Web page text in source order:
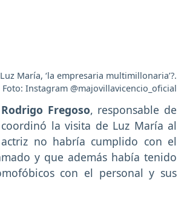
María, ‘la empresaria multimillonaria’?.
Foto: Instagram @majovillavicencio_oficial
Rodrigo Fregoso, responsable de
la visita de Luz María al
no habría cumplido con el
y que además había tenido
con el personal y sus